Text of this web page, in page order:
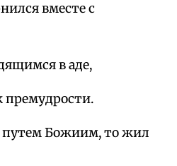
вместе с
в аде,
премудрости.
путем Божиим, то жил